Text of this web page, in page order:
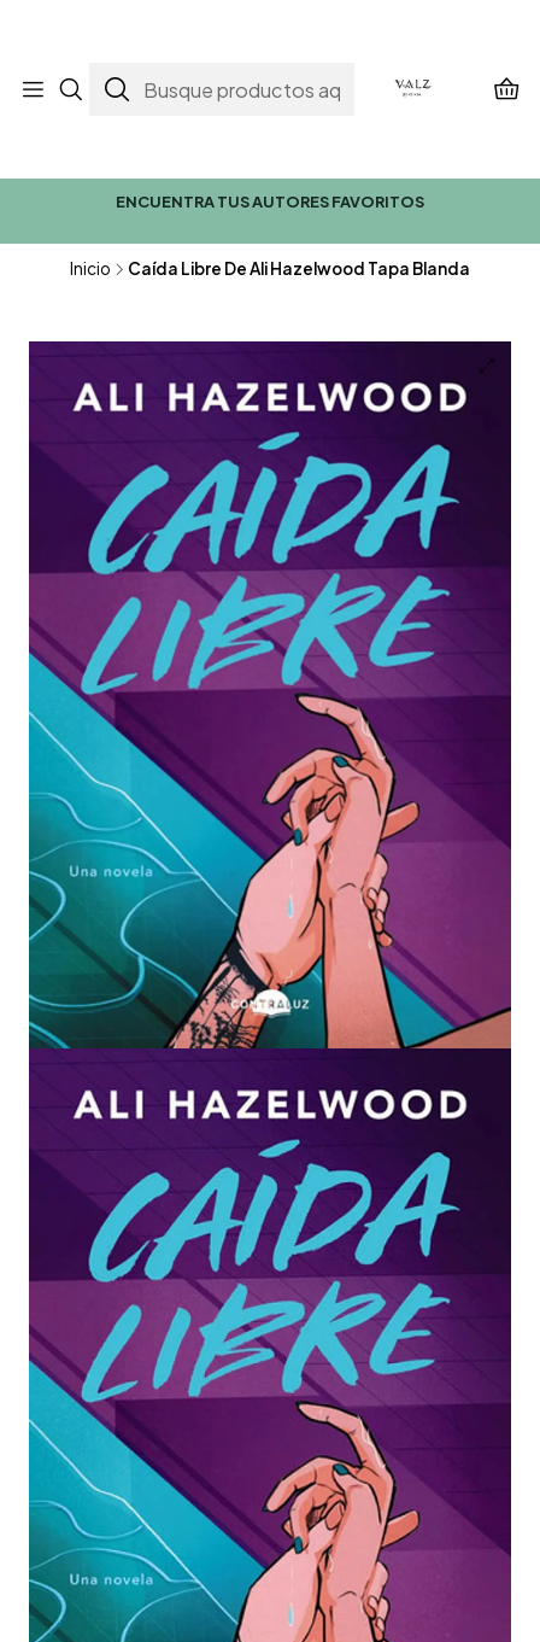
ENCUENTRA TUS AUTORES FAVORITOS
Inicio Caída Libre De Ali Hazelwood Tapa Blanda